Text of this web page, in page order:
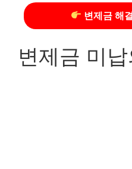
변제금 해
변제금 미